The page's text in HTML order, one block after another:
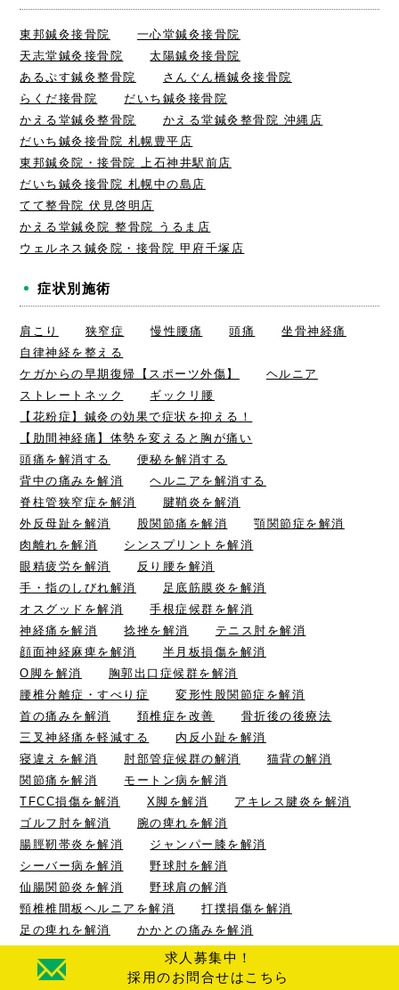
求人募集中！
採用のお問合せはこちら
東邦鍼灸接骨院
一心堂鍼灸接骨院
天志堂鍼灸接骨院
太陽鍼灸接骨院
あるぷす鍼灸整骨院
さんぐん橋鍼灸接骨院
らくだ接骨院
だいち鍼灸接骨院
かえる堂鍼灸整骨院
かえる堂鍼灸整骨院 沖縄店
だいち鍼灸接骨院 札幌豊平店
東邦鍼灸院・接骨院 上石神井駅前店
だいち鍼灸接骨院 札幌中の島店
てて整骨院 伏見啓明店
かえる堂鍼灸院 整骨院 うるま店
ウェルネス鍼灸院・接骨院 甲府千塚店
症状別施術
肩こり 狭窄症 慢性腰痛 頭痛
坐骨神経痛
自律神経を整える
ケガからの早期復帰【スポーツ外傷】
ヘルニア
ストレートネック
ギックリ腰
【花粉症】鍼灸の効果で症状を抑える！
【肋間神経痛】体勢を変えると胸が痛い
頭痛を解消する
便秘を解消する
背中の痛みを解消
ヘルニアを解消する
脊柱管狭窄症を解消
腱鞘炎を解消
外反母趾を解消
股関節痛を解消
顎関節症を解消
肉離れを解消
シンスプリントを解消
眼精疲労を解消
反り腰を解消
手・指のしびれ解消
足底筋膜炎を解消
オスグッドを解消
手根症候群を解消
神経痛を解消
捻挫を解消
テニス肘を解消
顔面神経麻痺を解消
半月板損傷を解消
O脚を解消
胸郭出口症候群を解消
腰椎分離症・すべり症
変形性股関節症を解消
首の痛みを解消
頚椎症を改善
骨折後の後療法
三叉神経痛を軽減する
内反小趾を解消
寝違えを解消
肘部管症候群の解消
猫背の解消
関節痛を解消
モートン病を解消
TFCC損傷を解消
X脚を解消
アキレス腱炎を解消
ゴルフ肘を解消
腕の痺れを解消
腸脛靭帯炎を解消
ジャンパー膝を解消
シーバー病を解消
野球肘を解消
仙腸関節炎を解消
野球肩の解消
頸椎椎間板ヘルニアを解消
打撲損傷を解消
足の痺れを解消
かかとの痛みを解消
圧迫骨折の早期回復
腰椎椎間板ヘルニアを解消
膝の痛みを解消